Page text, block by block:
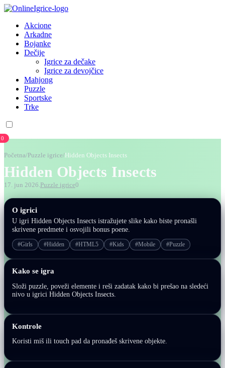
Akcione
Arkadne
Bojanke
Dečije
Igrice za dečake
Igrice za devojčice
Mahjong
Puzzle
Sportske
Trke
0
Početna/ Puzzle igrice/ Hidden Objects Insects
Hidden Objects Insects
17. jun 2026.Puzzle igrice0
O igrici
U igri Hidden Objects Insects istražujete slike kako biste pronašli
skrivene predmete i osvojili bonus poene.
#Girls #Hidden #HTML5 #Kids #Mobile #Puzzle
Kako se igra
Složi puzzle, poveži elemente i reši zadatak kako bi prešao na sledeći
nivo u igrici Hidden Objects Insects.
Kontrole
Koristi miš ili touch pad da pronađeš skrivene objekte.